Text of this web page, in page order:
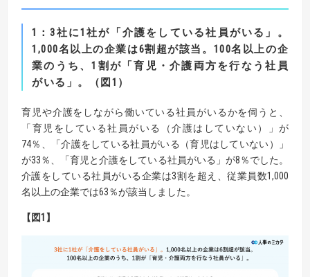
1 ：3社に1 社が「介護をしている社員がいる」。
1,000名以上の企業は6割超が該当 。 100名以上の企
業のうち、1 割が「育児・介護両方を行なう社員
がいる」。（図 1 ）
育児や介護をしながら働いている社員がいるかを伺うと、
「育児をしている社員がいる（介護はしていない）」が
74％、「介護をしている社員がいる（育児はしていない）」
が33％、「育児と介護をしている社員がいる」が8％でした。
介護をしている社員がいる企業は3割を超え、従業員数1,000
名以上の企業では63％が該当しました。
【図1 】